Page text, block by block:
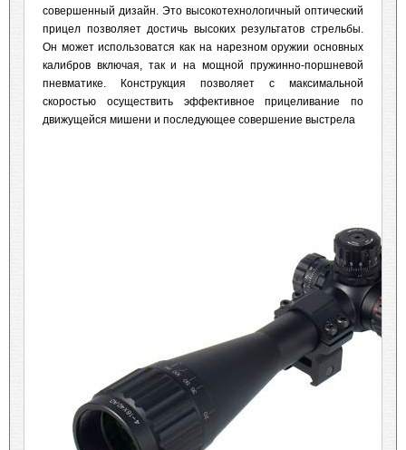
совершенный дизайн. Это высокотехнологичный оптический
прицел позволяет достичь высоких результатов стрельбы.
Он может использоватся как на нарезном оружии основных
калибров включая, так и на мощной пружинно-поршневой
пневматике. Конструкция позволяет с максимальной
скоростью осуществить эффективное прицеливание по
движущейся мишени и последующее совершение выстрела